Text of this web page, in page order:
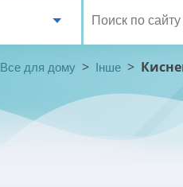
Все для дому > Інше >